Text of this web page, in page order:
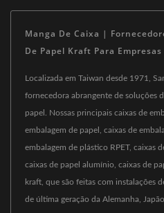
Manga De Caixa |
De Papel Kraft Para
Localizada em Taiwan desde 1971,
fornecedora abrangente de soluções
papel. Nossas principais caixas de
embalagem de papel, caixas de
embalagem de plástico RPET, caixas
caixas de papel alumínio, caixas de
kraft, que são feitas com instalações
de última geração da Alemanha, Japão